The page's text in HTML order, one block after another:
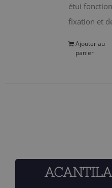
étui
fixation et
Ajouter au
panier